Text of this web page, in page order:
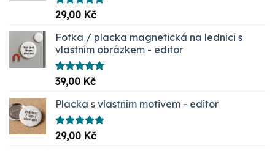
Hodnocení
5.00
29,00 Kč
Fotka / placka magnetická na lednici s
vlastním obrázkem - editor
Hodnocení
5.00
39,00 Kč
Placka s vlastním motivem - editor
Hodnocení
5.00
29,00 Kč